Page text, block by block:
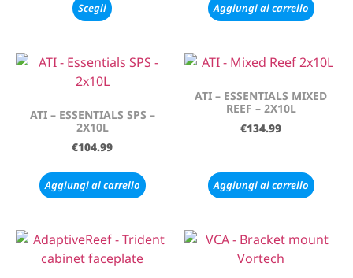
Scegli Aggiungi al carrello
ATI – ESSENTIALS SPS –
2X10L
€104.99
Aggiungi al carrello
ATI – ESSENTIALS MIXED
REEF – 2X10L
€134.99
Aggiungi al carrello